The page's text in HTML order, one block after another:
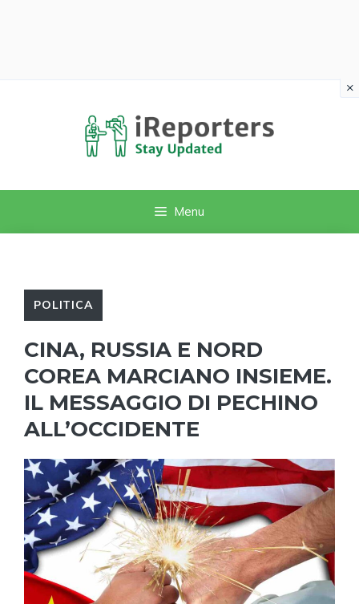
Menu
POLITICA
CINA, RUSSIA E NORD
COREA MARCIANO INSIEME.
IL MESSAGGIO DI PECHINO
ALL’OCCIDENTE
×